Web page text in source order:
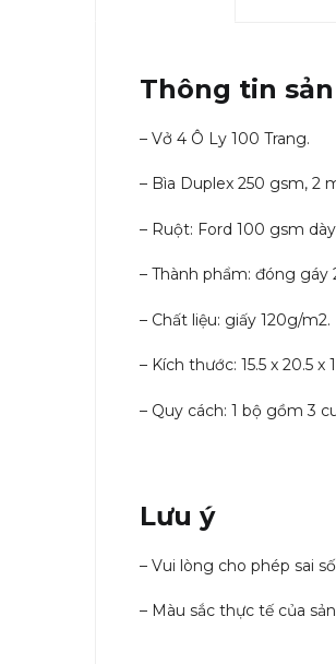
Thông tin
– Vở 4 Ô Ly 100 Trang.
– Bìa Duplex 250 gsm, 2
– Ruột: Ford 100 gsm
– Thành phẩm: đóng gáy
– Chất liệu: giấy 120g/m2.
– Kích thước: 15.5 x 20.5 x
– Quy cách: 1 bộ gồm 3
Lưu ý
– Vui lòng cho phép sai
– Màu sắc thực tế của